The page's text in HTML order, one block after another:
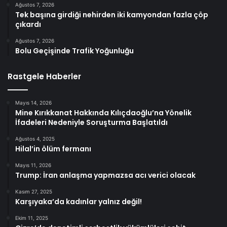
Ağustos 7, 2026
Tek başına girdiği nehirden iki kamyondan fazla çöp
çıkardı
Ağustos 7, 2026
Bolu Geçişinde Trafik Yoğunluğu
Rastgele Haberler
Mayıs 14, 2026
Mine Kırıkkanat Hakkında Kılıçdaoğlu’na Yönelik
İfadeleri Nedeniyle Soruşturma Başlatıldı
Ağustos 4, 2025
Hilal’in ölüm fermanı
Mayıs 11, 2026
Trump: İran anlaşma yapmazsa acı verici olacak
Kasım 27, 2025
Karşıyaka’da kadınlar yalnız değil!
Ekim 11, 2025